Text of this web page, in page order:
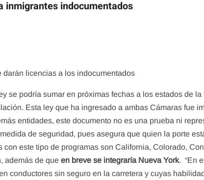
inmigrantes indocumentados
darán licencias a los indocumentados
se podría sumar en próximas fechas a los estados de
Esta ley que ha ingresado a ambas Cámaras fue
entidades, este documento no es una prueba ni
de seguridad, pues asegura que quien la porte
este tipo de programas son California, Colorado,
además de queen breve se integraría Nueva York. “En
conductores sin seguro en la carretera y cuyas